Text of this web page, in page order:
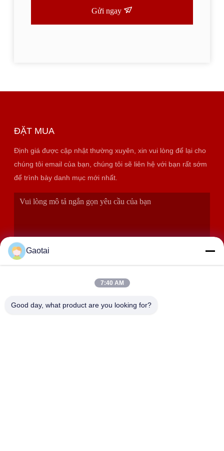
Gửi ngay
ĐẶT MUA
Định giá được cập nhật thường xuyên, xin vui lòng để lại cho
chúng tôi email của bạn, chúng tôi sẽ liên hệ với bạn rất sớm
để trình bày danh mục mới nhất.
Gaotai
7:40 AM
Good day, what product are you looking for?